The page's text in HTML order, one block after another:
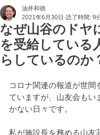
なぜ山谷のドヤ
を受給している
らしているのか
油井和徳
2021年6月30日 読了時間: 9
コロナ関連の報道が世間
ていますが、山友会もい
かない日々です。
私が施設長を務める山友